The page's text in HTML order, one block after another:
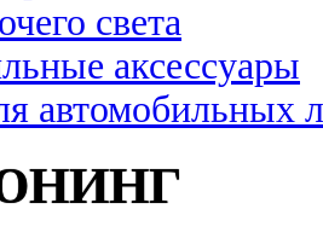
света
аксессуары
автомобильных